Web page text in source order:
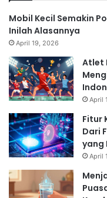
Mobil Kecil Semakin
Inilah Alasannya
April 19, 2026
Atlet
April
Fitur
Dari
yang
April